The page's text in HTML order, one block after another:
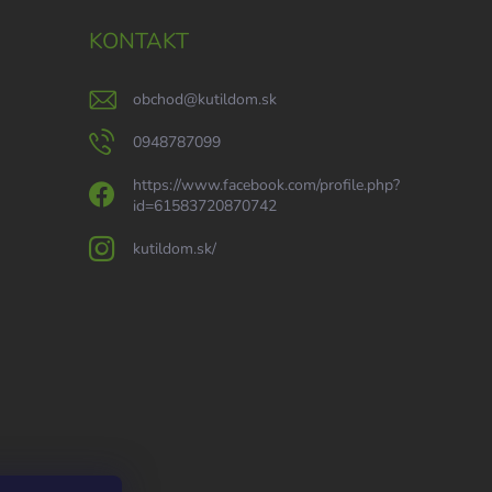
KONTAKT
obchod@kutildom.sk
0948787099
https://www.facebook.com/profile.php?
id=61583720870742
kutildom.sk/